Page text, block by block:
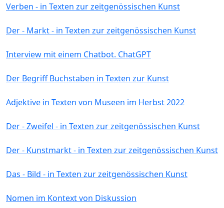
Verben - in Texten zur zeitgenössischen Kunst
Der - Markt - in Texten zur zeitgenössischen Kunst
Interview mit einem Chatbot. ChatGPT
Der Begriff Buchstaben in Texten zur Kunst
Adjektive in Texten von Museen im Herbst 2022
Der - Zweifel - in Texten zur zeitgenössischen Kunst
Der - Kunstmarkt - in Texten zur zeitgenössischen Kunst
Das - Bild - in Texten zur zeitgenössischen Kunst
Nomen im Kontext von Diskussion